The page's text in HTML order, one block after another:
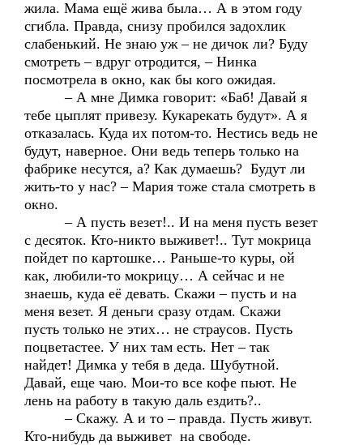
жила. Мама ещё жива была… А в этом году
сгибла. Правда, снизу пробился задохлик
слабенький. Не знаю уж – не дичок ли? Буду
смотреть – вдруг отродится, – Нинка
посмотрела в окно, как бы кого ожидая.
– А мне Димка говорит: «Баб! Давай я
тебе цыплят привезу. Кукарекать будут». А я
отказалась. Куда их потом-то. Нестись ведь не
будут, наверное. Они ведь теперь только на
фабрике несутся, а? Как думаешь? Будут ли
жить-то у нас? – Мария тоже стала смотреть в
окно.
– А пусть везет!.. И на меня пусть везет
с десяток. Кто-никто выживет!.. Тут мокрица
пойдет по картошке… Раньше-то куры, ой
как, любили-то мокрицу… А сейчас и не
знаешь, куда её девать. Скажи – пусть и на
меня везет. Я деньги сразу отдам. Скажи
пусть только не этих… не страусов. Пусть
поцветастее. У них там есть. Нет – так
найдет! Димка у тебя в деда. Шубутной.
Давай, еще чаю. Мои-то все кофе пьют. Не
лень на работу в такую даль ездить?..
– Скажу. А и то – правда. Пусть живут.
Кто-нибудь да выживет на свободе.